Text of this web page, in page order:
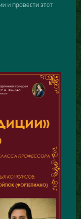
и провести этот